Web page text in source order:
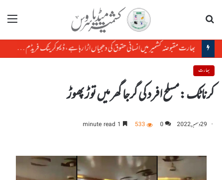
مینو
بھارت مقبوضہ کشمیر میں انسانی حقوق کی دھجیاں اڑا رہا ہے، ڈیموکریٹک فریڈم پارٹی
بھارت
کرناٹک :مسلح افرد کی گرجا گھر میں توڑ پھوڑ
29 دسمبر, 2022 0
533